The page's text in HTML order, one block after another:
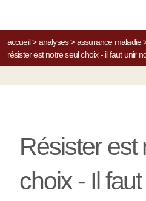
accueil> analyses> assurance maladie
résister est notre seul choix - il faut unir
Résister est
choix - Il